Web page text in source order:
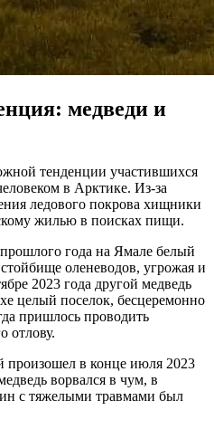
медведи и
тенденции участившихся
в Арктике. Из-за
ледового покрова хищники
жилью в поисках пищи.
года на Ямале белый
оленеводов, угрожая и
2023 года другой медведь
целый поселок, бесцеремонно
пришлось проводить
отлову.
произошел в конце июля 2023
ворвался в чум, в
с тяжелыми травмами был